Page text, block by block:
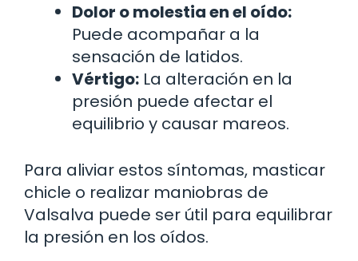
Dolor o molestia en el oído:
Puede acompañar a la
sensación de latidos.
Vértigo: La alteración en la
presión puede afectar el
equilibrio y causar mareos.
Para aliviar estos síntomas, masticar
chicle o realizar maniobras de
Valsalva puede ser útil para equilibrar
la presión en los oídos.